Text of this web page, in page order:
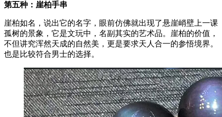
第五种：崖柏手串
崖柏如名，说出它的名字，眼前仿佛就出现了悬崖峭壁上一课
孤树的景象，它是文玩中，名副其实的艺术品。崖柏的价值，
不但讲究浑然天成的自然美，更是要求天人合一的参悟境界。
也是比较符合男士的选择。